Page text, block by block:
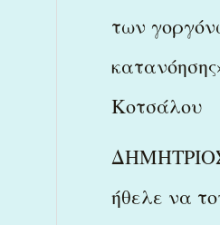
των
Κοτσάλου
ήθελε να